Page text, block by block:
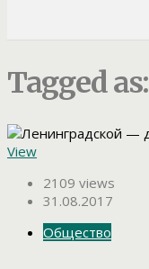
Tagged as:
View
2109 views
31.08.2017
Общество